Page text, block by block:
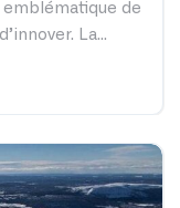
de
La...